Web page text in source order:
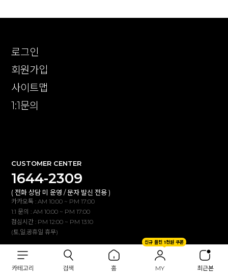
카테고리 검색 홈
신규 플친 1천원 쿠폰
MY 최근본
로그인
회원가입
사이트맵
1:1문의
CUSTOMER CENTER
1644-2309
( 전화 상담 미 운영 / 문자 발신 전용 )
카카오톡 : AM 10:00 ~ PM 17:00
1:1 문의 : AM 10:00 ~ PM 17:00
점심시간 : PM 12:00 ~ PM 13:10
(토,일,공휴일 휴무)
BANK INFO